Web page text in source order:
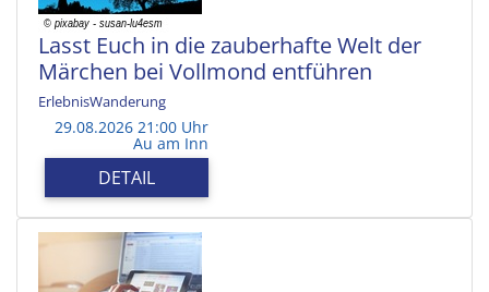
Lasst Euch in die zauberhafte Welt der
Märchen bei Vollmond entführen
ErlebnisWanderung
29.08.2026 21:00 Uhr
Au am Inn
DETAIL